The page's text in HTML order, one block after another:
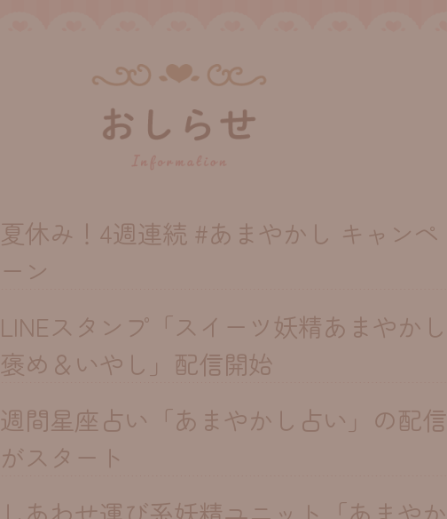
夏休み！4週連続 #あまやかし キャンペ
ーン
LINEスタンプ「スイーツ妖精あまやかし
褒め＆いやし」配信開始
週間星座占い「あまやかし占い」の配信
がスタート